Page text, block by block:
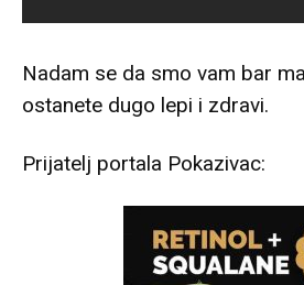
Nadam se da smo vam bar
ostanete dugo lepi i zdravi.
Prijatelj portala Pokazivac: